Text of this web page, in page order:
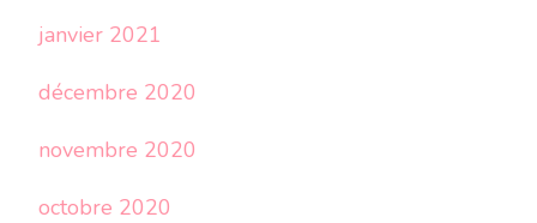
janvier 2021
décembre 2020
novembre 2020
octobre 2020